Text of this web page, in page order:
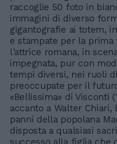
raccoglie 50 foto in
immagini di diverso
gigantografie ai totem,
e stampate per la
l'attrice romana, in
impegnata, pur con
tempi diversi, nei ruoli
preoccupate per il
«Bellissima» di Visconti
accanto a Walter Chiari,
panni della popolana
disposta a qualsiasi